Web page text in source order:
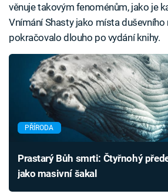
věnuje takovým fenoménům, jako je
Vnímání Shasty jako místa duševního
pokračovalo dlouho po vydání knihy.
PŘÍRODA
Prastarý Bůh smrti: Čtyřnohý
jako masivní šakal